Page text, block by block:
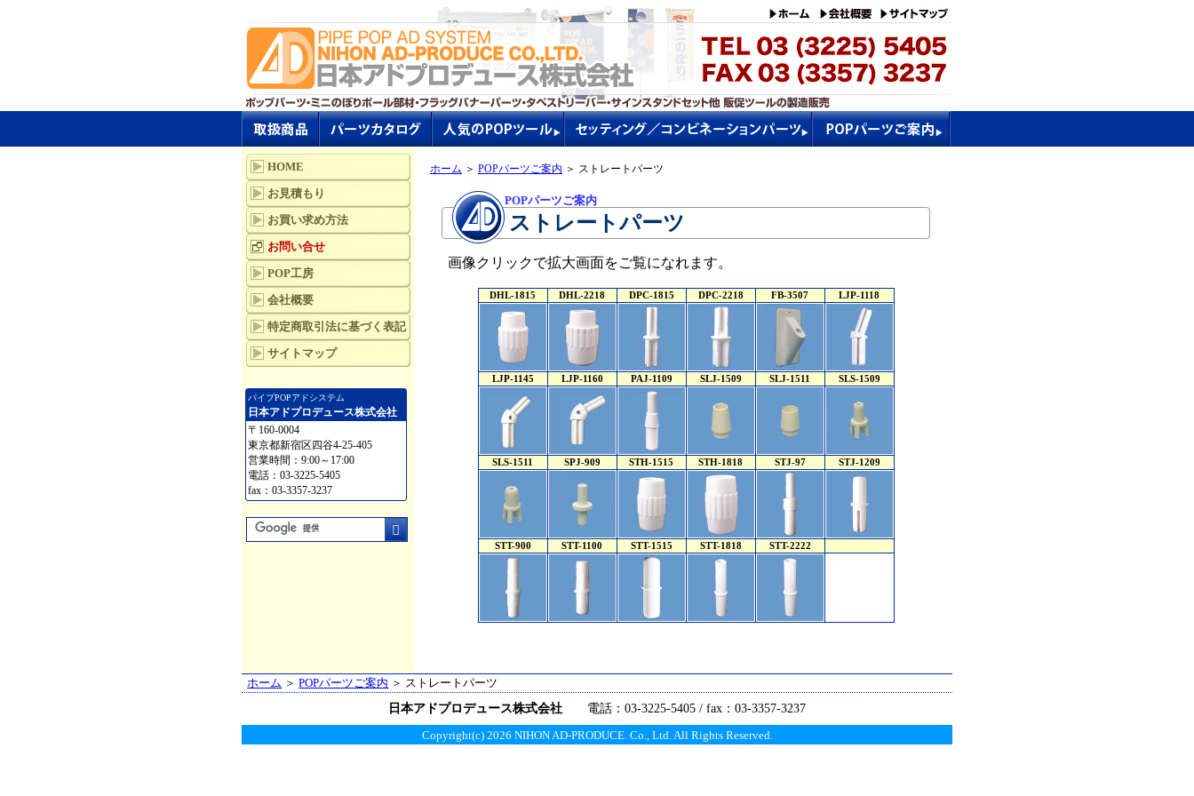
HOME
お見積もり
お買い求め方法
お問い合せ
POP工房
会社概要
特定商取引法に基づく表記
サイトマップ
パイプPOPアドシステム
日本アドプロデュース株式会社
〒160-0004
東京都新宿区四谷4-25-405
営業時間：9:00～17:00
電話：03-3225-5405
fax：03-3357-3237
ホーム ＞ POPパーツご案内 ＞ ストレートパーツ
POPパーツご案内
ストレートパーツ
画像クリックで拡大画面をご覧になれます。
DHL-1815 DHL-2218 DPC-1815 DPC-2218 FB-3507 LJP-1118
LJP-1145 LJP-1160 PAJ-1109 SLJ-1509 SLJ-1511 SLS-1509
SLS-1511 SPJ-909 STH-1515 STH-1818 STJ-97 STJ-1209
STT-900 STT-1100 STT-1515 STT-1818 STT-2222
ホーム ＞POPパーツご案内 ＞ ストレートパーツ
日本アドプロデュース株式会社 電話：03-3225-5405 / fax：03-3357-3237
Copyright(c) 2026 NIHON AD-PRODUCE. Co., Ltd. All Rights Reserved.